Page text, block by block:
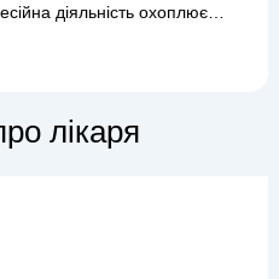
діяльність охоплює
травм та вікових змін
лікаря